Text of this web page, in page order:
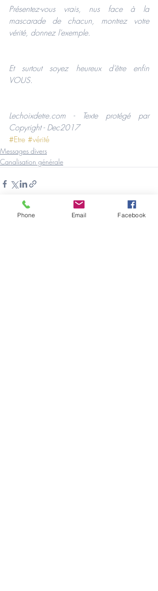
Présentez-vous vrais, nus face à la
mascarade de chacun, montrez votre
vérité, donnez l’exemple.
Et surtout soyez heureux d’être enfin
VOUS.
Lechoixdetre.com - Texte protégé par
Copyright - Dec2017
#Etre #vérité
Messages divers
Canalisation générale
Phone Email Facebook